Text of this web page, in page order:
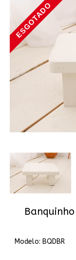
ESGOTADO
Modelo: BQDBR